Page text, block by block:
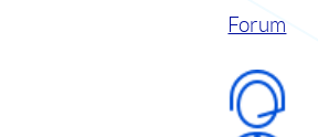
Forum